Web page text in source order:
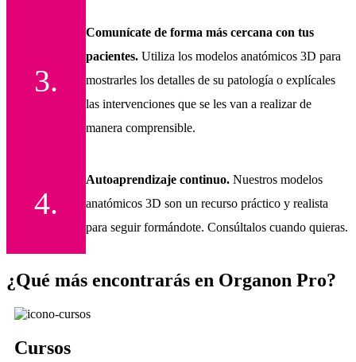
3.
Comunícate de forma más cercana con tus
pacientes. Utiliza los modelos anatómicos 3D para
mostrarles los detalles de su patología o explícales
las intervenciones que se les van a realizar de
manera comprensible.
4.
Autoaprendizaje continuo. Nuestros modelos
anatómicos 3D son un recurso práctico y realista
para seguir formándote. Consúltalos cuando quieras.
¿Qué más encontrarás en Organon Pro?
Cursos